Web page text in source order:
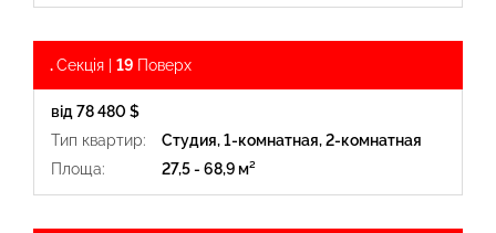
.Секція | 19 Поверх
від 78 480 $
Тип квартир:
Студия, 1-комнатная, 2-комнатная
Площа:
27,5 - 68,9 м²